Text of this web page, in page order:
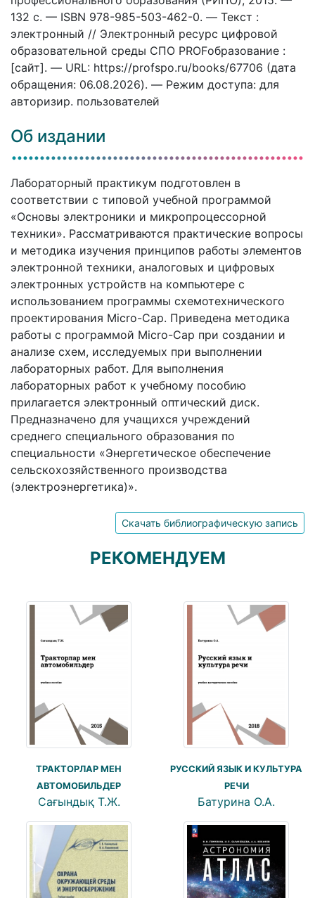
132 c. — ISBN 978-985-503-462-0. — Текст :
электронный // Электронный ресурс цифровой
образовательной среды СПО PROFобразование :
[сайт]. — URL: https://profspo.ru/books/67706 (дата
обращения: 06.08.2026). — Режим доступа: для
авторизир. пользователей
Об издании
Лабораторный практикум подготовлен в
соответствии с типовой учебной программой
«Основы электроники и микропроцессорной
техники». Рассматриваются практические вопросы
и методика изучения принципов работы элементов
электронной техники, аналоговых и цифровых
электронных устройств на компьютере с
использованием программы схемотехнического
проектирования Micro-Cap. Приведена методика
работы с программой Micro-Cap при создании и
анализе схем, исследуемых при выполнении
лабораторных работ. Для выполнения
лабораторных работ к учебному пособию
прилагается электронный оптический диск.
Предназначено для учащихся учреждений
среднего специального образования по
специальности «Энергетическое обеспечение
сельскохозяйственного производства
(электроэнергетика)».
Скачать библиографическую запись
РЕКОМЕНДУЕМ
ТРАКТОРЛАР МЕН
АВТОМОБИЛЬДЕР
Сағындық Т.Ж.
РУССКИЙ ЯЗЫК И КУЛЬТУРА
РЕЧИ
Батурина О.А.